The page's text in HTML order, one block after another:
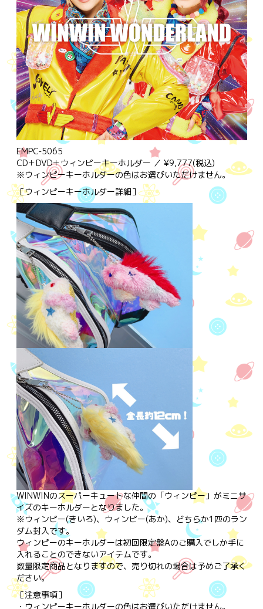
EMPC-5065
CD＋DVD＋ウィンピーキーホルダー ／ ¥9,777(税込)
※ウィンピーキーホルダーの色はお選びいただけません。
［ウィンピーキーホルダー詳細］
WINWINのスーパーキュートな仲間の「ウィンピー」がミニサ
イズのキーホルダーとなりました。
※ウィンピー(きいろ)、ウィンピー(あか)、どちらか1匹のラン
ダム封入です。
ウィンピーのキーホルダーは初回限定盤Aのご購入でしか手に
入れることのできないアイテムです。
数量限定商品となりますので、売り切れの場合は予めご了承く
ださい。
［注意事項］
・ウィンピーキーホルダーの色はお選びいただけません。